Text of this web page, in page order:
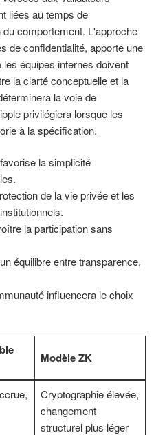
liées au temps de
comportement. L'approche
de confidentialité, apporte une
équipes internes doivent
la clarté conceptuelle et la
la voie de
privilégiera lorsque les
à la spécification.
la simplicité
de la vie privée et les
la participation sans
équilibre entre transparence,
influencera le choix
Modèle ZK
Cryptographie élevée,
changement
structurel plus léger